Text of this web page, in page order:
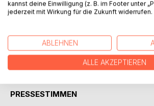
darauf wartet, als auflodernde Fackel
Verborgene zu bringen.
würdigen Abschluss bescheren?
PRESSESTIMMEN
kannst deine Einwilligung (z. B. im Footer unter
jederzeit mit Wirkung für die Zukunft widerrufen.
ABLEHNEN
ALLE AKZEPTIEREN